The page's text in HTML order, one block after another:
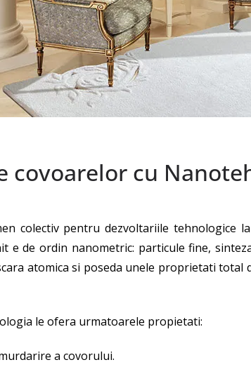
covoarelor cu
colectiv pentru dezvoltariile tehnologice
e de ordin nanometric: particule fine,
atomica si poseda unele proprietati
le ofera urmatoarele propietati:
a covorului.